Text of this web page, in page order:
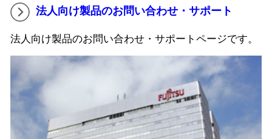
法人向け製品のお問い合わせ・サポート
法人向け製品のお問い合わせ・サポートページです。